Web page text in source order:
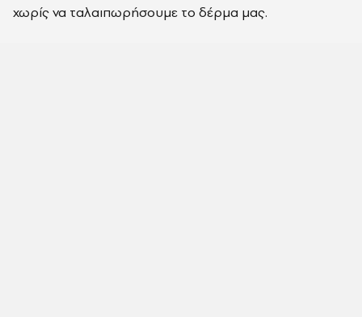
χωρίς να ταλαιπωρήσουμε το δέρμα μας.